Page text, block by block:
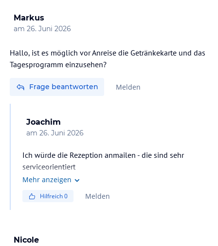
Markus
am 26. Juni 2026
Hallo, ist es möglich vor Anreise die Getränkekarte und das
Tagesprogramm einzusehen?
Frage beantworten Melden
Joachim
am 26. Juni 2026
Ich würde die Rezeption anmailen - die sind sehr
serviceorientiert
Mehr anzeigen
Hilfreich0 Melden
Nicole